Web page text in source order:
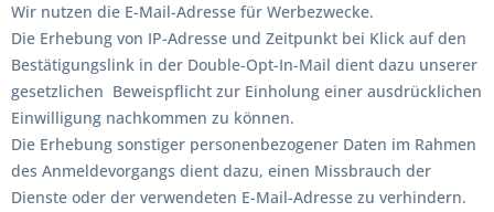
Wir nutzen die E-Mail-Adresse für Werbezwecke.
Die Erhebung von IP-Adresse und Zeitpunkt bei Klick auf den
Bestätigungslink in der Double-Opt-In-Mail dient dazu unserer
gesetzlichen Beweispflicht zur Einholung einer ausdrücklichen
Einwilligung nachkommen zu können.
Die Erhebung sonstiger personenbezogener Daten im Rahmen
des Anmeldevorgangs dient dazu, einen Missbrauch der
Dienste oder der verwendeten E-Mail-Adresse zu verhindern.